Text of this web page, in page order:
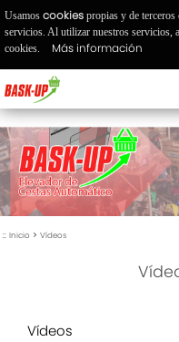
:: Inicio > Vídeos
Vídeos
Usamos cookies propias y de
servicios. Al utilizar nuestros servicios,
cookies.
Más información